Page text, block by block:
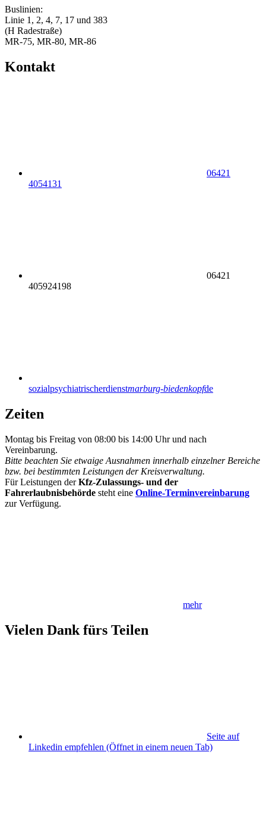
Buslinien:
Linie 1, 2, 4, 7, 17 und 383
(H Radestraße)
MR-75, MR-80, MR-86
Kontakt
06421
4054131
06421
405924198
sozialpsychiatrischerdienstmarburg-biedenkopfde
Zeiten
Montag bis Freitag von 08:00 bis 14:00 Uhr und nach
Vereinbarung.
Bitte beachten Sie etwaige Ausnahmen innerhalb einzelner Bereiche
bzw. bei bestimmten Leistungen der Kreisverwaltung.
Für Leistungen derKfz-Zulassungs- und der
Fahrerlaubnisbehörde steht eine Online-Terminvereinbarung
zur Verfügung.
mehr
Vielen Dank fürs Teilen
Seite auf
Linkedin empfehlen (Öffnet in einem neuen Tab)